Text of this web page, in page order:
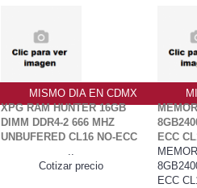
MISMO DIA EN CDMX
XPG RAM HUNTER 16GB
DIMM DDR4-2 666 MHZ
UNBUFERED CL16 NO-ECC
..
Cotizar precio
ECC
ECC